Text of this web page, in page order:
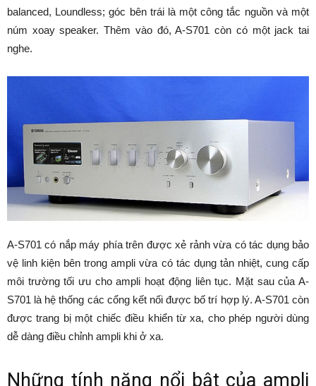
balanced, Loundless; góc bên trái là một công tắc nguồn và một
núm xoay speaker. Thêm vào đó, A-S701 còn có một jack tai
nghe.
A-S701 có nắp máy phía trên được xẻ rảnh vừa có tác dụng bảo
vệ linh kiện bên trong ampli vừa có tác dụng tản nhiệt, cung cấp
môi trường tối ưu cho ampli hoạt động liên tục. Mặt sau của A-
S701 là hệ thống các cổng kết nối được bố trí hợp lý. A-S701 còn
được trang bị một chiếc điều khiển từ xa, cho phép người dùng
dễ dàng điều chỉnh ampli khi ở xa.
Những tính năng nổi bật của ampli